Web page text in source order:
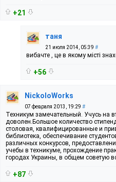
+21
таня
21 июля 2014, 05:39 #
вибачте , це в якому місті
+56
NickoloWorks
07 февраля 2013, 19:29 #
Техникум замечательный. Учусь на
доволен.Большое количество
столовая, квалифицированные и
библиотека, обеспечивание
различных конкурсов,
учебы в техникуме, прохождение
городах Украины, в общем советую
+87